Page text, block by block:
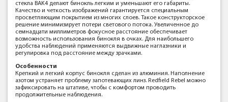
стекла BAK4 делают бинокль легким и уменьшают его габариты.
Качество и четкость изображений гарантируется специальным
просветляющим покрытием из многих слоев. Такое конструкторское
решение минимизирует потери светового потока. Увеличенное до
семнадцати миллиметров фокусное расстояние обеспечивает
возможность использования бинокля в очках. Для наибольшего
удобства наблюдений применяются выдвижные наглазники и
регулировка под расстояние между зрачками.
Особенности
Крепкий и легкий корпус бинокля сделан из алюминия. Наполнение
азотом устраняет проблему запотевающих линз. Redfield Rebel можно
зафиксировать на штативе, чтобы с комфортом проводить
продолжительные наблюдения.